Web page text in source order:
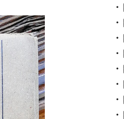
．
．
．
．
．
．
．
．